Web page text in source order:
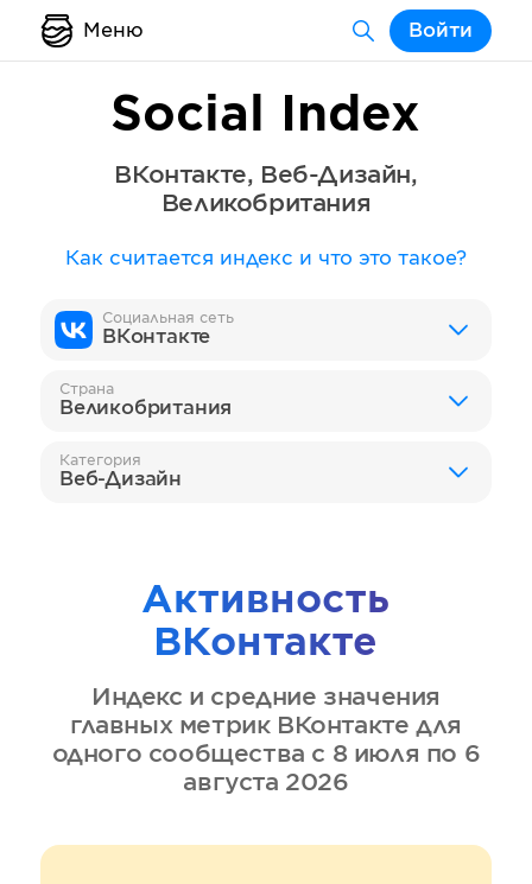
Меню Войти
Social Index
ВКонтакте, Веб-Дизайн,
Великобритания
Как считается индекс и что это такое?
Социальная сеть
ВКонтакте
Страна
Великобритания
Категория
Веб-Дизайн
Активность
ВКонтакте
Индекс и средние значения
главных метрик ВКонтакте для
одного сообщества с 8 июля по 6
августа 2026